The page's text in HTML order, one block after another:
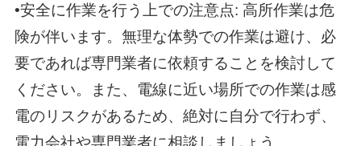
•安全に作業を行う上での注意点: 高所作業は危
険が伴います。無理な体勢での作業は避け、必
要であれば専門業者に依頼することを検討して
ください。また、電線に近い場所での作業は感
電のリスクがあるため、絶対に自分で行わず、
電力会社や専門業者に相談しましょう。